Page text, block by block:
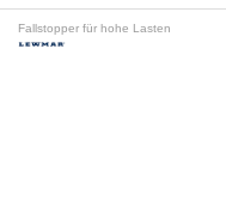
Fallstopper für hohe Lasten